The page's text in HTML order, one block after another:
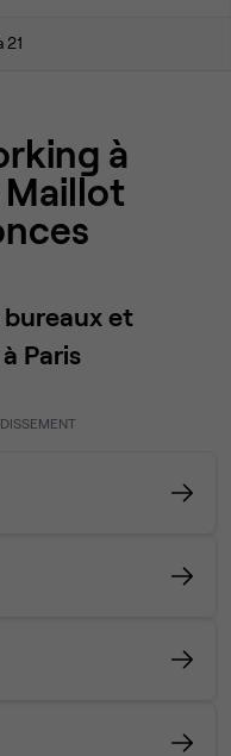
21
à
Maillot
et
Paris